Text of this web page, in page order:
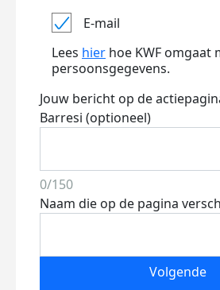
E-mail
Lees hier hoe KWF omgaat
persoonsgegevens.
Jouw bericht op de
Barresi (optioneel)
0/150
Naam die op de pagina
Volgende